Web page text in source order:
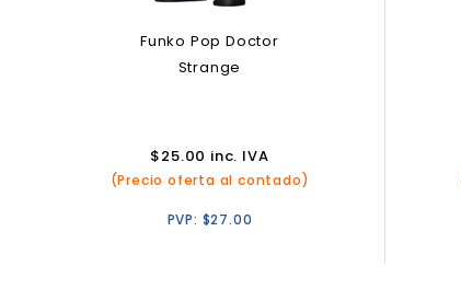
Funko Pop Doctor
Strange
$25.00 inc. IVA
(Precio oferta al contado)
PVP: $27.00